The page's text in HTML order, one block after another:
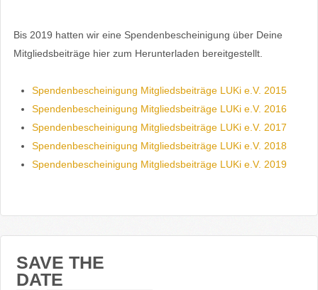
Bis 2019 hatten wir eine Spendenbescheinigung über Deine
Mitgliedsbeiträge hier zum Herunterladen bereitgestellt.
Spendenbescheinigung Mitgliedsbeiträge LUKi e.V. 2015
Spendenbescheinigung Mitgliedsbeiträge LUKi e.V. 2016
Spendenbescheinigung Mitgliedsbeiträge LUKi e.V. 2017
Spendenbescheinigung Mitgliedsbeiträge LUKi e.V. 2018
Spendenbescheinigung Mitgliedsbeiträge LUKi e.V. 2019
SAVE THE
DATE